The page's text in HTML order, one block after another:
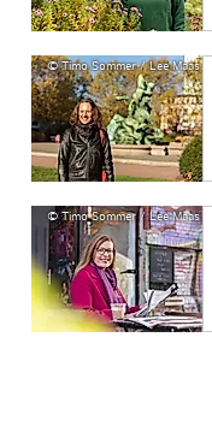
© Timo Sommer / Lee Maas
© Timo Sommer / Lee Maas